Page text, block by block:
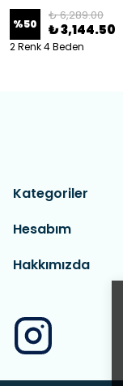
%50
₺ 6,289.00
₺ 3,144.50
2 Renk 4 Beden
Kategoriler
Hesabım
Hakkımızda